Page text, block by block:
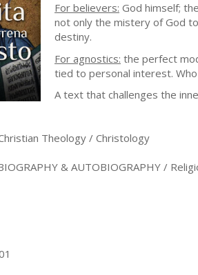
For believers: God himself;
not only the mistery of God
destiny.
For agnostics: the perfect
tied to personal interest.
A text that challenges the
Theology / Christology
& AUTOBIOGRAPHY /